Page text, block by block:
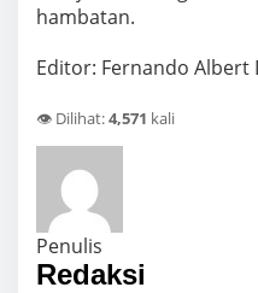
hambatan.
Editor: Fernando Albert
👁️ Dilihat:4,571 kali
Penulis
Redaksi